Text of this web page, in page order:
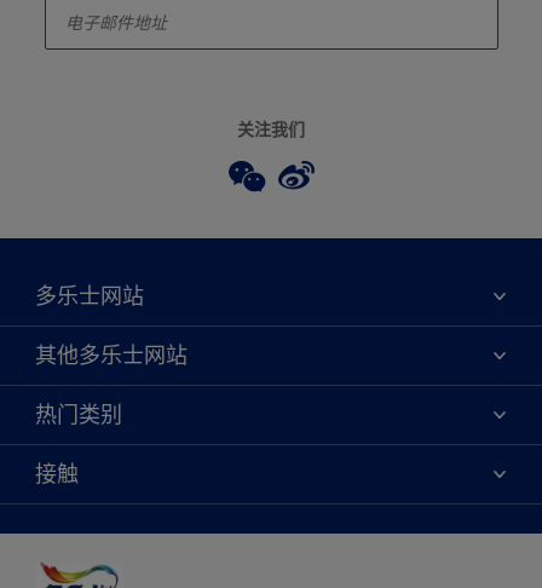
关注我们
多乐士网站
关于我们
联系我们
查找店铺
绿色工厂
其他多乐士网站
焕新服务
多乐士专业
天猫官方旗舰店
热门类别
颜色
产品
创意灵感
装修建议
接触
颜色准确性